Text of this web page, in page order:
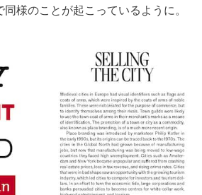
様のことが起こっているように。